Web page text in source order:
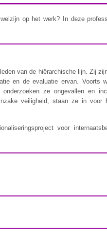
op het werk? In deze
van de hiërarchische lijn. Zij
en de evaluatie ervan. Voorts
ze ongevallen en
veiligheid, staan ze in voor
voor